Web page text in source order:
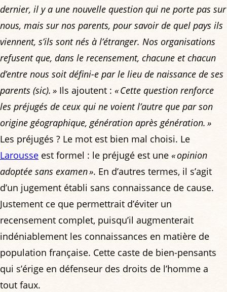
dernier, il y a une nouvelle question qui ne porte pas sur
nous, mais sur nos parents, pour savoir de quel pays ils
viennent, s’ils sont nés à l’étranger. Nos organisations
refusent que, dans le recensement, chacune et chacun
d’entre nous soit défini-e par le lieu de naissance de ses
parents (sic). » Ils ajoutent : « Cette question renforce
les préjugés de ceux qui ne voient l’autre que par son
origine géographique, génération après génération. »
Les préjugés ? Le mot est bien mal choisi. Le
Larousse est formel : le préjugé est une « opinion
adoptée sans examen ». En d’autres termes, il s’agit
d’un jugement établi sans connaissance de cause.
Justement ce que permettrait d’éviter un
recensement complet, puisqu’il augmenterait
indéniablement les connaissances en matière de
population française. Cette caste de bien-pensants
qui s’érige en défenseur des droits de l’homme a
tout faux.